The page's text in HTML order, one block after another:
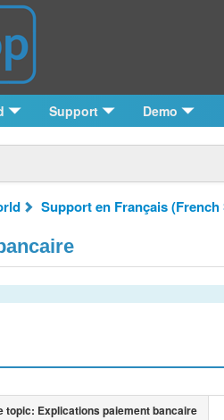
Support Demo
Support en Français